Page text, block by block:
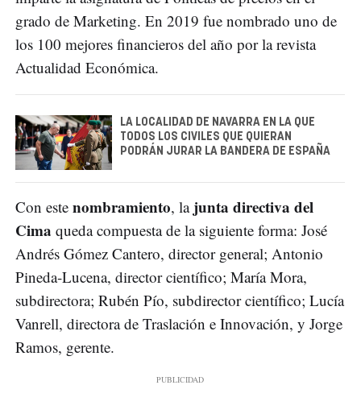
grado de Marketing. En 2019 fue nombrado uno de
los 100 mejores financieros del año por la revista
Actualidad Económica.
LA LOCALIDAD DE NAVARRA EN LA QUE
TODOS LOS CIVILES QUE QUIERAN
PODRÁN JURAR LA BANDERA DE ESPAÑA
Con este nombramiento, la junta directiva del
Cima queda compuesta de la siguiente forma: José
Andrés Gómez Cantero, director general; Antonio
Pineda-Lucena, director científico; María Mora,
subdirectora; Rubén Pío, subdirector científico; Lucía
Vanrell, directora de Traslación e Innovación, y Jorge
Ramos, gerente.